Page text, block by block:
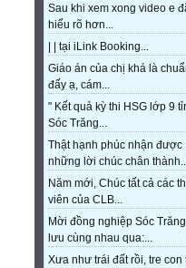
Sau khi xem xong video e
hiểu rõ hơn...
| | tại iLink Booking...
Giáo án của chị khá là
đấy ạ, cám...
" Kết quả kỳ thi HSG lớp 9
Sóc Trăng...
Thật hạnh phúc nhận được
những lời chúc chân
Năm mới, Chúc tất cả các
viên của CLB...
Mời đồng nghiệp Sóc
lưu cùng nhau qua:...
Xưa như trái đất rồi, tre con